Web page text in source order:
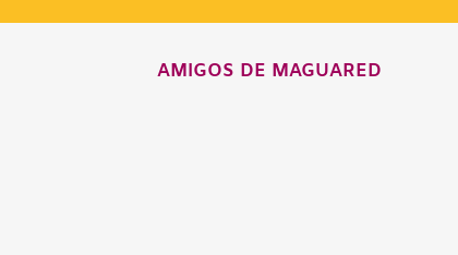
AMIGOS DE MAGUARED